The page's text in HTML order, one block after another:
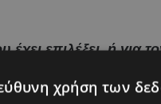
έχει επιλέξει, ή για
δικαίωμά της.
το παιδί,
χρήση των